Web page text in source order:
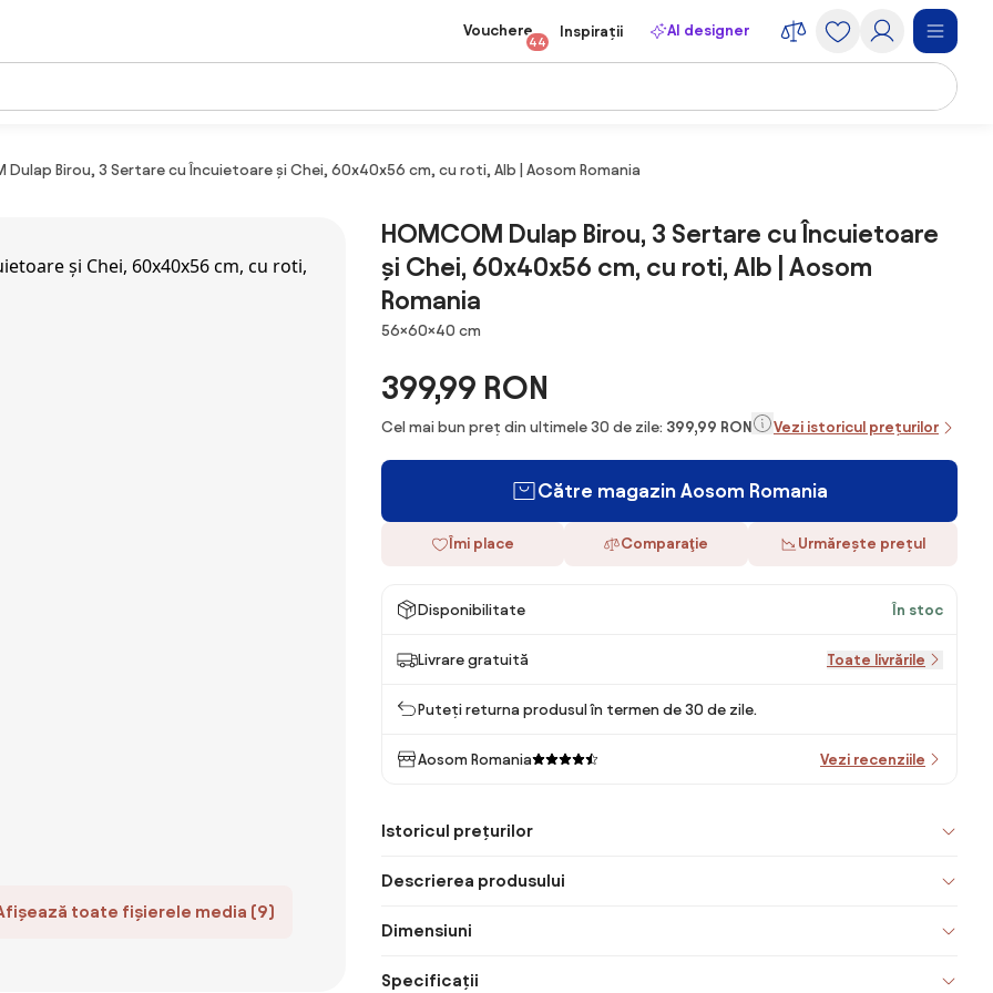
Vouchere
44
Inspirații AI designer
Dulap Birou, 3 Sertare cu Încuietoare și Chei, 60x40x56 cm, cu roti, Alb | Aosom Romania
toate fișierele media (9)
HOMCOM Dulap Birou, 3 Sertare cu Încuietoare
și Chei, 60x40x56 cm, cu roti, Alb | Aosom
Romania
Dimensiuni
56×60×40 cm
399,99 RON
Cel mai bun preț din ultimele 30 de zile: 399,99 RON Vezi istoricul prețurilor
Către magazin Aosom Romania
Îmi place Comparaţie Urmărește prețul
Disponibilitate În stoc
Livrare gratuită Toate livrările
Puteți returna produsul în termen de 30 de zile.
Aosom Romania Vezi recenziile
Istoricul prețurilor
Descrierea produsului
Dimensiuni
Specificații